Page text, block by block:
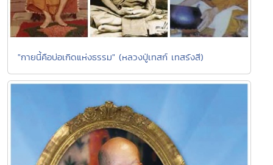
"กายนี้คือบ่อเกิดแห่งธรรม" (หลวงปู่เทสก์ เทสรังสี)